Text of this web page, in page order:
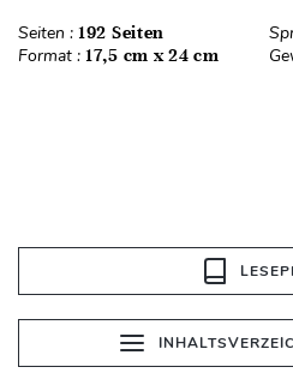
Seiten : 192 Seiten
Format : 17,5 cm x 24 cm